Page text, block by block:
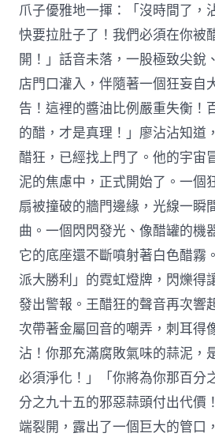
爪子優雅地一揮：「沒時間了，
快要拉肚子了！我們必須在你被
開！」話音未落，一股極致尖銳
店門口灌入，伴隨著一個狂妄自
告！這裡的醬油比例嚴重失衡！
的醋，才是真理！」廖沾沾知道
醋狂，已經找上門了。他的宇宙
泥的焦慮中，正式開始了。一個
扇被撞破的牆門邊緣，光線一瞬
曲。一個閃閃發光、像醋罐的機
它的底座還不斷噴射著白色醋霧
派大勝利」的霓虹燈牌，閃爍得
發出警報。王醋狂的聲音再次響
次帶著金屬回音的嘲弄，刺耳得
沾！你那充滿腐敗氣味的蒜泥，
必須淨化！」「你將為你那百分
分之九十五的邪惡蒜頭付出代價
端裂開，露出了一個巨大的管口